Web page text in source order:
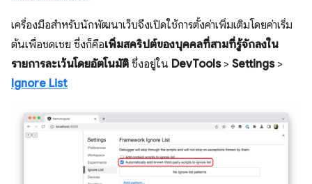
เครื่องมือสำหรับนักพัฒนาเว็บจึงเปิดใช้การตั้งค่าเพิ่มเติมโดยค่าเริ่ม
ต้นเพื่อชดเชย ซึ่งก็คือเพิ่มสคริปต์ของบุคคลที่สามที่รู้จักลงใน
รายการละเว้นโดยอัตโนมัติ ซึ่งอยู่ใน DevTools> Settings>
Ignore List